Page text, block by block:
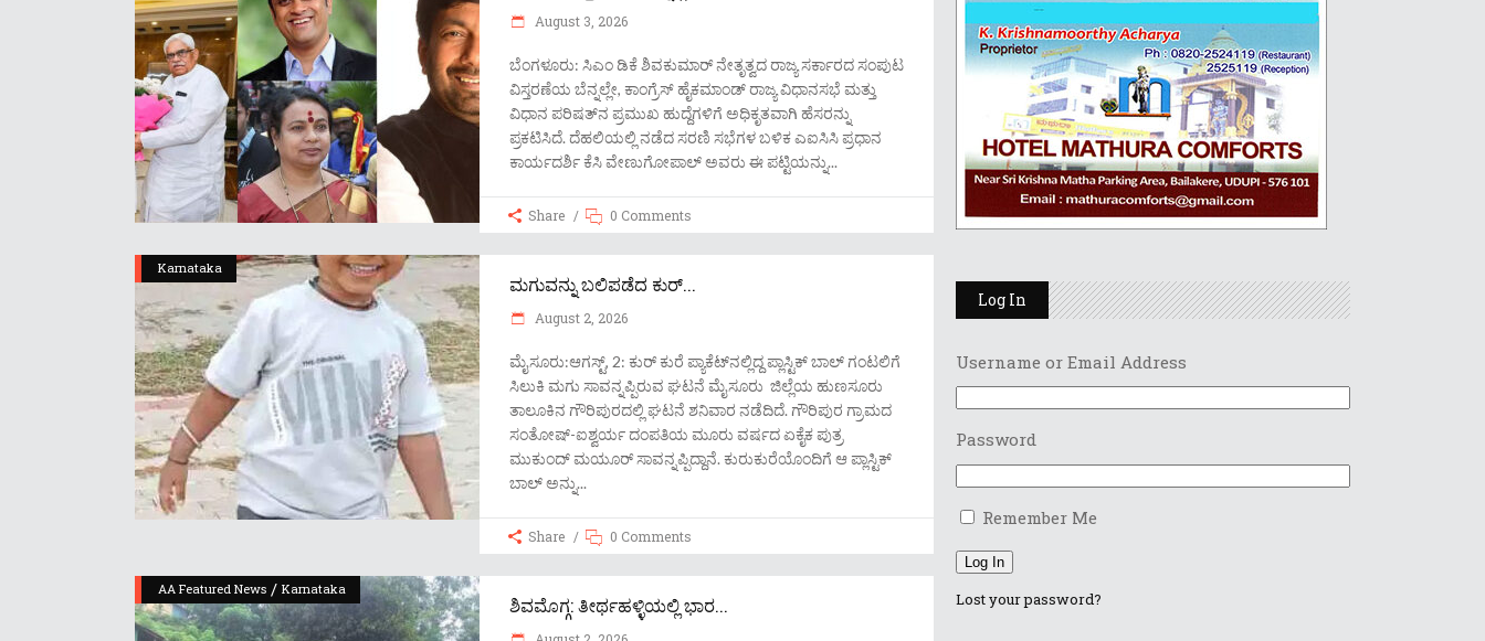
August 3, 2026
ಬೆಂಗಳೂರು: ಸಿಎಂ ಡಿಕೆ ಶಿವಕುಮಾರ್ ನೇತೃತ್ವದ ರಾಜ್ಯ ಸರ್ಕಾರದ ಸಂಪುಟ
ವಿಸ್ತರಣೆಯ ಬೆನ್ನಲ್ಲೇ, ಕಾಂಗ್ರೆಸ್ ಹೈಕಮಾಂಡ್ ರಾಜ್ಯ ವಿಧಾನಸಭೆ ಮತ್ತು
ವಿಧಾನ ಪರಿಷತ್‌ನ ಪ್ರಮುಖ ಹುದ್ದೆಗಳಿಗೆ ಅಧಿಕೃತವಾಗಿ ಹೆಸರನ್ನು
ಪ್ರಕಟಿಸಿದೆ. ದೆಹಲಿಯಲ್ಲಿ ನಡೆದ ಸರಣಿ ಸಭೆಗಳ ಬಳಿಕ ಎಐಸಿಸಿ ಪ್ರಧಾನ
ಕಾರ್ಯದರ್ಶಿ ಕೆಸಿ ವೇಣುಗೋಪಾಲ್ ಅವರು ಈ ಪಟ್ಟಿಯನ್ನು
Share 0 Comments
Karnataka
ಮಗುವನ್ನು ಬಲಿಪಡೆದ ಕುರ್​​​​​​​​...
August 2, 2026
ಮೈಸೂರು:ಆಗಸ್ಟ್, 2: ಕುರ್ ಕುರೆ ಪ್ಯಾಕೆಟ್‌ನಲ್ಲಿದ್ದ ಪ್ಲಾಸ್ಟಿಕ್​ ಬಾಲ್ ಗಂಟಲಿಗೆ
ಸಿಲುಕಿ ಮಗು ಸಾವನ್ನಪ್ಪಿರುವ ಘಟನೆ ಮೈಸೂರು ಜಿಲ್ಲೆಯ ಹುಣಸೂರು
ತಾಲೂಕಿನ ಗೌರಿಪುರದಲ್ಲಿ ಘಟನೆ ಶನಿವಾರ ನಡೆದಿದೆ. ಗೌರಿಪುರ ಗ್ರಾಮದ
ಸಂತೋಷ್-ಐಶ್ವರ್ಯ ದಂಪತಿಯ ಮೂರು ವರ್ಷದ ಏಕೈಕ ಪುತ್ರ
ಮುಕುಂದ್ ಮಯೂರ್ ಸಾವನ್ನಪ್ಪಿದ್ದಾನೆ. ಕುರುಕುರೆಯೊಂದಿಗೆ ಆ ಪ್ಲಾಸ್ಟಿಕ್
ಬಾಲ್ ಅನ್ನು
Share 0 Comments
AA Featured News / Karnataka
ಶಿವಮೊಗ್ಗ: ತೀರ್ಥಹಳ್ಳಿಯಲ್ಲಿ ಭಾರ...
Log In
Username or Email Address
Password
Remember Me
Log In
Lost your password?